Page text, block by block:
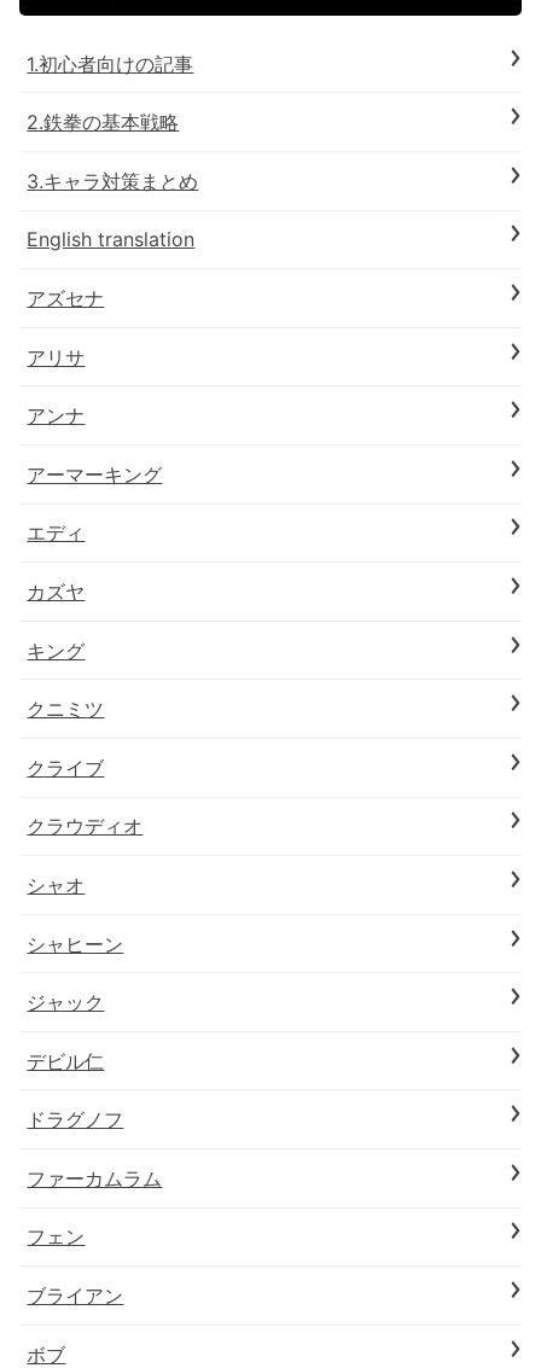
1.初心者向けの記事
2.鉄拳の基本戦略
3.キャラ対策まとめ
English translation
アズセナ
アリサ
アンナ
アーマーキング
エディ
カズヤ
キング
クニミツ
クライブ
クラウディオ
シャオ
シャヒーン
ジャック
デビル仁
ドラグノフ
ファーカムラム
フェン
ブライアン
ボブ